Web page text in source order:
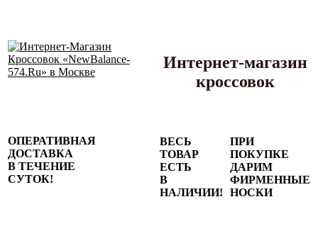
Интернет-магазин
кроссовок
ОПЕРАТИВНАЯ
ДОСТАВКА
В ТЕЧЕНИЕ
СУТОК!
ВЕСЬ
ТОВАР
ЕСТЬ
В
НАЛИЧИИ!
ПРИ
ПОКУПКЕ
ДАРИМ
ФИРМЕННЫЕ
НОСКИ